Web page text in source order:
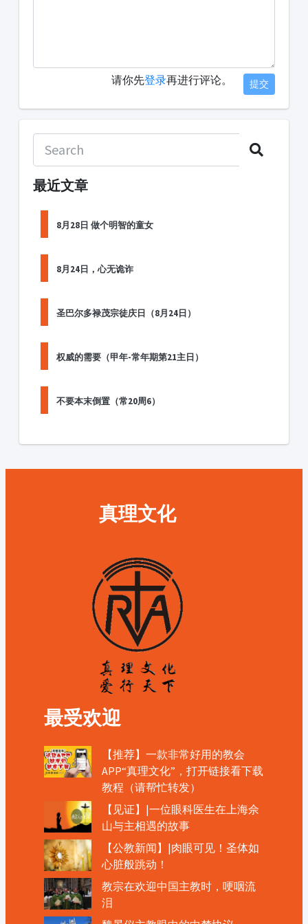
请你先登录再进行评论。 提交
最近文章
8月28日 做个明智的童女
8月24日，心无诡诈
圣巴尔多禄茂宗徒庆日（8月24日）
权威的需要（甲年-常年期第21主日）
不要本末倒置（常20周6）
真理文化
最受欢迎
【推荐】一款非常好用的教会
APP“真理文化”，打开链接看下载
教程（请帮忙转发）
【见证】|一位眼科医生在上海佘
山与主相遇的故事
【公教新闻】|肉眼可见！圣体如
心脏般跳动！
教宗在欢迎中国主教时，哽咽流
泪